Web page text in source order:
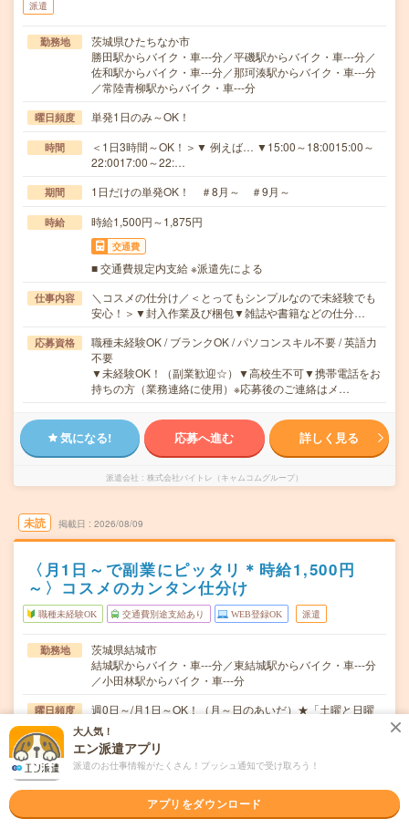
派遣
勤務地
茨城県ひたちなか市
勝田駅からバイク・車---分／平磯駅からバイク・車---分／
佐和駅からバイク・車---分／那珂湊駅からバイク・車---分
／常陸青柳駅からバイク・車---分
曜日頻度 単発1日のみ～OK！
時間
＜1日3時間～OK！＞▼ 例えば… ▼15:00～18:0015:00～
22:0017:00～22:…
期間 1日だけの単発OK！ ＃8月～ ＃9月～
時給 時給1,500円～1,875円
交通費
■ 交通費規定内支給 ※派遣先による
仕事内容
＼コスメの仕分け／＜とってもシンプルなので未経験でも
安心！＞▼封入作業及び梱包▼雑誌や書籍などの仕分…
応募資格
職種未経験OK / ブランクOK / パソコンスキル不要 / 英語力
不要
▼未経験OK！（副業歓迎☆）▼高校生不可▼携帯電話をお
持ちの方（業務連絡に使用）※応募後のご連絡はメ…
気になる! 応募へ進む 詳しく見る
派遣会社 株式会社バイトレ（キャムコムグループ）
未読 掲載日 2026/08/09
〈月1日～で副業にピッタリ＊時給1,500円
～〉コスメのカンタン仕分け
職種未経験OK 交通費別途支給あり WEB登録OK 派遣
勤務地
茨城県結城市
結城駅からバイク・車---分／東結城駅からバイク・車---分
／小田林駅からバイク・車---分
曜日頻度
週0日～/月1日～OK！（月～日のあいだ）★「土曜と日曜
だけ」など色々な働き方ができます！★お仕事ゼロの週が
あっても大丈夫。働きたい日、お休みの希望はお気軽にご
相談ください！
～17:00 17:00～22…
大人気！
エン派遣アプリ
派遣のお仕事情報がたくさん！プッシュ通知で受け取ろう！
アプリをダウンロード